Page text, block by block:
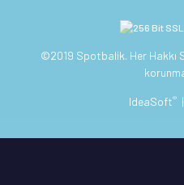
©2019 Spotbalik. Her Hakkı
IdeaSoft® |